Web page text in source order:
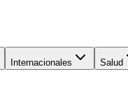
Internacionales Salud